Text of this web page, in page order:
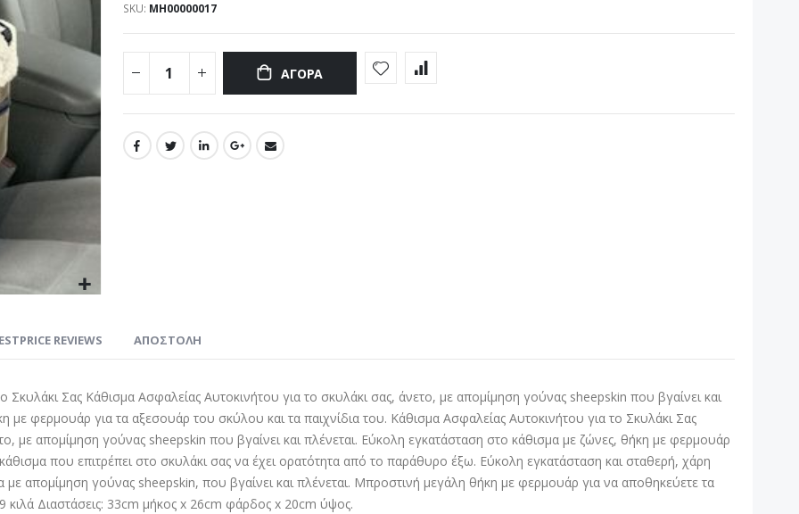
SKU ΜΗ00000017
ΑΓΟΡΆ
Σας Κάθισμα Ασφαλείας Αυτοκινήτου για το σκυλάκι σας, άνετο, με απομίμηση γούνας sheepskin που βγαίνει και
με φερμουάρ για τα αξεσουάρ του σκύλου και τα παιχνίδια του. Κάθισμα Ασφαλείας Αυτοκινήτου για το Σκυλάκι Σας
με απομίμηση γούνας sheepskin που βγαίνει και πλένεται. Εύκολη εγκατάσταση στο κάθισμα με ζώνες, θήκη με φερμουάρ
που επιτρέπει στο σκυλάκι σας να έχει ορατότητα από το παράθυρο έξω. Εύκολη εγκατάσταση και σταθερή, χάρη
με απομίμηση γούνας sheepskin, που βγαίνει και πλένεται. Μπροστινή μεγάλη θήκη με φερμουάρ για να αποθηκεύετε τα
κιλά Διαστάσεις: 33cm μήκος x 26cm φάρδος x 20cm ύψος.
REVIEWS ΑΠΟΣΤΟΛΗ